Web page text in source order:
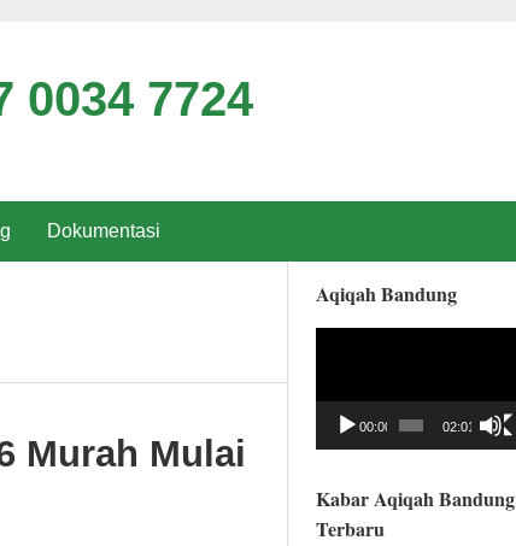
0034 7724
Dokumentasi
Murah Mulai
Aqiqah Bandung
00:00 02:01
Kabar Aqiqah Bandung
Terbaru